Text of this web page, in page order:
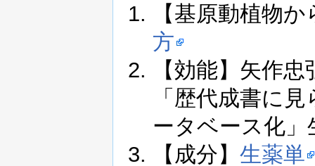
【基原動植物
方
【効能】矢作
「歴代成書に
ータベース化」
【成分】 生薬単